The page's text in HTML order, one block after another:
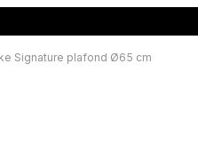
Signature plafond Ø65 cm